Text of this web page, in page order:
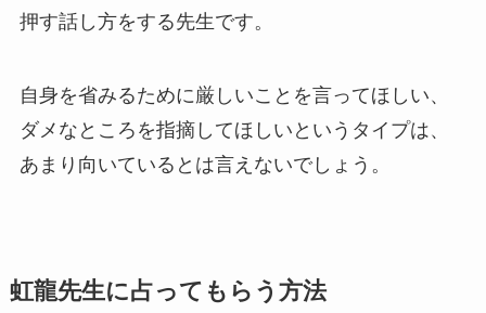
押す話し方をする先生です。
自身を省みるために厳しいことを言ってほしい、
ダメなところを指摘してほしいというタイプは、
あまり向いているとは言えないでしょう。
虹龍先生に占ってもらう方法